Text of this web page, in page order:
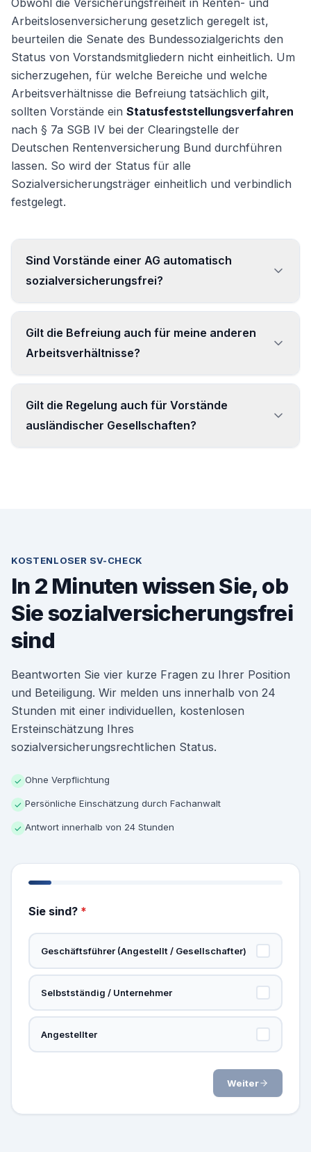
Obwohl die Versicherungsfreiheit in Renten- und
Arbeitslosenversicherung gesetzlich geregelt ist,
beurteilen die Senate des Bundessozialgerichts den
Status von Vorstandsmitgliedern nicht einheitlich. Um
sicherzugehen, für welche Bereiche und welche
Arbeitsverhältnisse die Befreiung tatsächlich gilt,
sollten Vorstände ein Statusfeststellungsverfahren
nach § 7a SGB IV bei der Clearingstelle der
Deutschen Rentenversicherung Bund durchführen
lassen. So wird der Status für alle
Sozialversicherungsträger einheitlich und verbindlich
festgelegt.
Sind Vorstände einer AG automatisch
sozialversicherungsfrei?
kraft Gesetzes (§ 1 Satz 3 SGB VI, § 27 Abs. 1
Nr. 5 SGB III) – in der Krankenversicherung gilt
eine Sonderregelung.
Gilt die Befreiung auch für meine anderen
Arbeitsverhältnisse?
Konzernunternehmen im Sinne des § 18
Aktiengesetz gelten.
Gilt die Regelung auch für Vorstände
ausländischer Gesellschaften?
KOSTENLOSER SV-CHECK
In 2 Minuten wissen Sie, ob
Sie sozialversicherungsfrei
sind
Beantworten Sie vier kurze Fragen zu Ihrer Position
und Beteiligung. Wir melden uns innerhalb von 24
Stunden mit einer individuellen, kostenlosen
Ersteinschätzung Ihres
sozialversicherungsrechtlichen Status.
✓ Ohne Verpflichtung
✓ Persönliche Einschätzung durch Fachanwalt
✓ Antwort innerhalb von 24 Stunden
Sie sind? *
Geschäftsführer (Angestellt / Gesellschafter)
Selbstständig / Unternehmer
Angestellter
Weiter